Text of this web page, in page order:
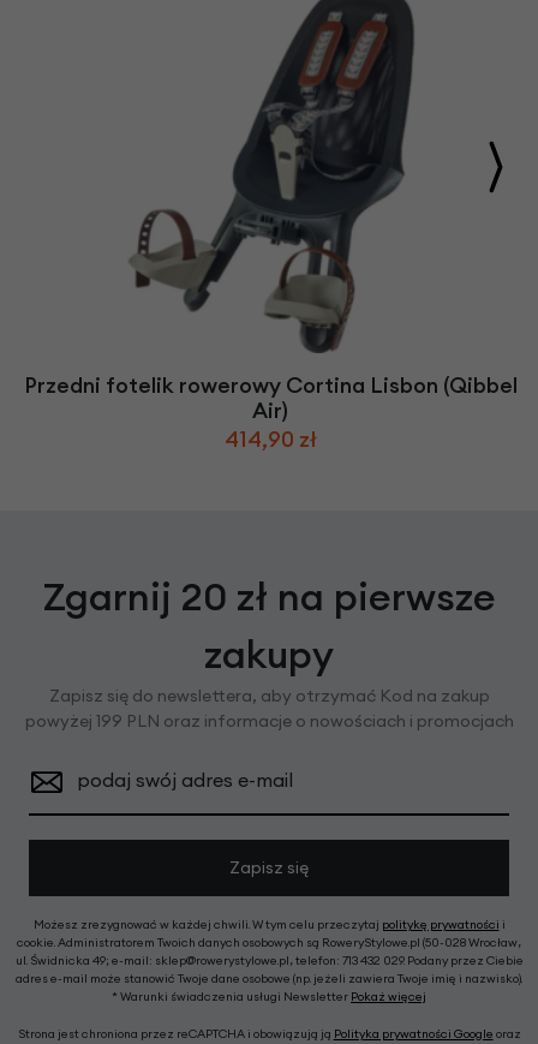
Przedni fotelik rowerowy Cortina Lisbon (Qibbel
Air)
414,90 zł
Zgarnij 20 zł na pierwsze
zakupy
Zapisz się do newslettera, aby otrzymać Kod na zakup
powyżej 199 PLN oraz informacje o nowościach i promocjach
podaj swój adres e-mail
Zapisz się
Możesz zrezygnować w każdej chwili. W tym celu przeczytaj politykę prywatności i
cookie. Administratorem Twoich danych osobowych są RoweryStylowe.pl (50-028 Wrocław,
ul. Świdnicka 49; e-mail: sklep@rowerystylowe.pl, telefon: 713 432 029. Podany przez Ciebie
adres e-mail może stanowić Twoje dane osobowe (np. jeżeli zawiera Twoje imię i nazwisko).
* Warunki świadczenia usługi Newsletter Pokaż więcej
Strona jest chroniona przez reCAPTCHA i obowiązują ją Polityka prywatności Google oraz